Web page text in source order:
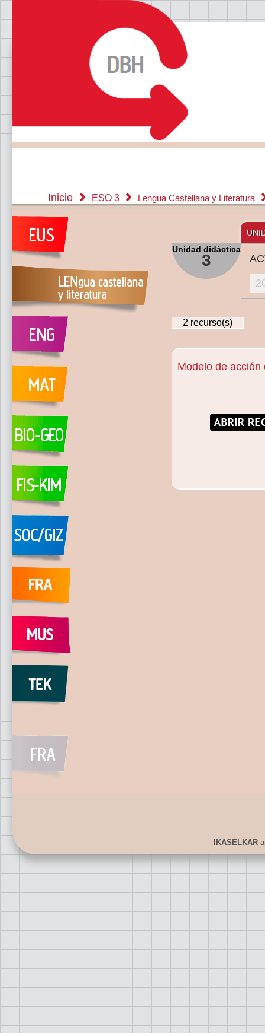
Inicio ESO 3 Lengua Castellana y Literatura
Unidad didáctica
3
2 recurso(s)
Modelo de acción
IKASELKAR